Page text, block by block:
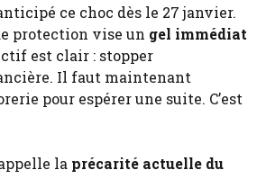
ce choc dès le 27 janvier.
protection vise un gel immédiat
est clair : stopper
Il faut maintenant
pour espérer une suite. C’est
la précarité actuelle du